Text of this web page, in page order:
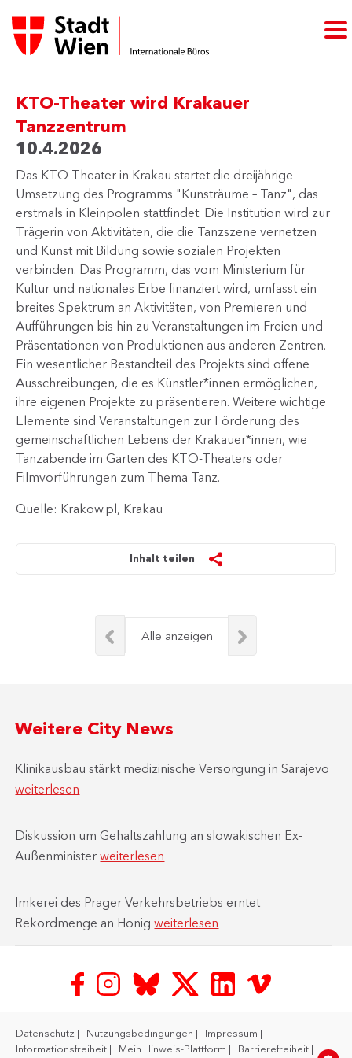
KTO-Theater wird Krakauer
Tanzzentrum
10.4.2026
Das KTO-Theater in Krakau startet die dreijährige
Umsetzung des Programms "Kunsträume – Tanz", das
erstmals in Kleinpolen stattfindet. Die Institution wird zur
Trägerin von Aktivitäten, die die Tanzszene vernetzen
und Kunst mit Bildung sowie sozialen Projekten
verbinden. Das Programm, das vom Ministerium für
Kultur und nationales Erbe finanziert wird, umfasst ein
breites Spektrum an Aktivitäten, von Premieren und
Aufführungen bis hin zu Veranstaltungen im Freien und
Präsentationen von Produktionen aus anderen Zentren.
Ein wesentlicher Bestandteil des Projekts sind offene
Ausschreibungen, die es Künstler*innen ermöglichen,
ihre eigenen Projekte zu präsentieren. Weitere wichtige
Elemente sind Veranstaltungen zur Förderung des
gemeinschaftlichen Lebens der Krakauer*innen, wie
Tanzabende im Garten des KTO-Theaters oder
Filmvorführungen zum Thema Tanz.​
Quelle: Krakow.pl, Krakau
Inhalt teilen
Alle anzeigen
Weitere City News
Klinikausbau stärkt medizinische Versorgung in Sarajevo
weiterlesen
Diskussion um Gehaltszahlung an slowakischen Ex-
Außenministerweiterlesen
Imkerei des Prager Verkehrsbetriebs erntet
Rekordmenge an Honigweiterlesen
Datenschutz Nutzungsbedingungen
Impressum
Informationsfreiheit
Mein Hinweis-Plattform Barrierefreiheit